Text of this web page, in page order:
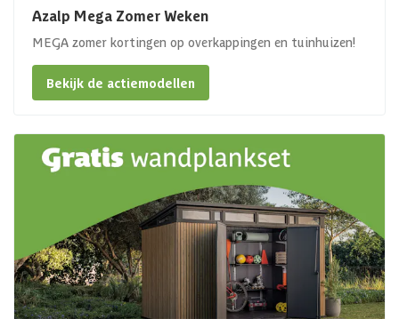
Azalp Mega Zomer Weken
MEGA zomer kortingen op overkappingen en tuinhuizen!
Bekijk de actiemodellen